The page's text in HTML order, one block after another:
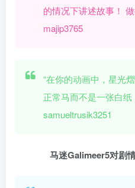
的情况下讲述故事！
majip3765
“在你的动画中，星光
正常马而不是一张白
samueltrusik3251
马迷Galimeer5对剧